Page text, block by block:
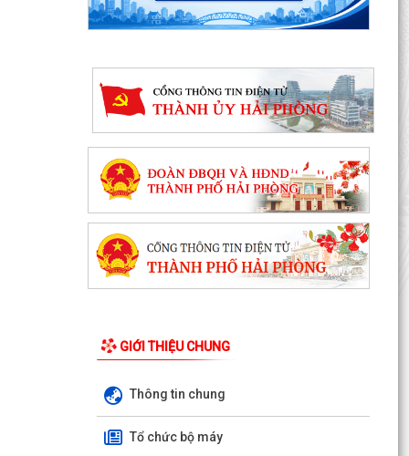
GIỚI THIỆU CHUNG
Thông tin chung
Tổ chức bộ máy
THƯỜNG TRỰC HĐND PHƯỜNG LƯU KIẾM TỔ
2026